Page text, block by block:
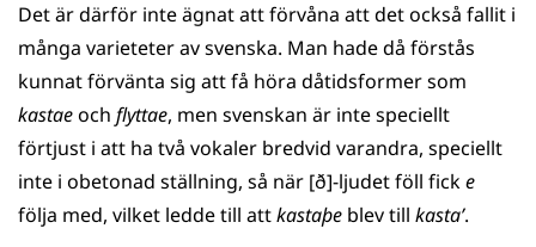
Det är därför inte ägnat att förvåna att det också fallit i
många varieteter av svenska. Man hade då förstås
kunnat förvänta sig att få höra dåtidsformer som
kastaeoch flyttae, men svenskan är inte speciellt
förtjust i att ha två vokaler bredvid varandra, speciellt
inte i obetonad ställning, så när [ð]-ljudet föll ficke
följa med, vilket ledde till attkastaþe blev till kasta’.